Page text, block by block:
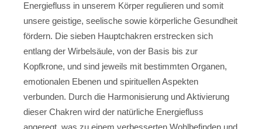
Energiefluss in unserem Körper regulieren und somit
unsere geistige, seelische sowie körperliche Gesundheit
fördern. Die sieben Hauptchakren erstrecken sich
entlang der Wirbelsäule, von der Basis bis zur
Kopfkrone, und sind jeweils mit bestimmten Organen,
emotionalen Ebenen und spirituellen Aspekten
verbunden. Durch die Harmonisierung und Aktivierung
dieser Chakren wird der natürliche Energiefluss